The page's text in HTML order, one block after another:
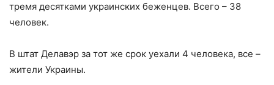
тремя десятками украинских беженцев. Всего – 38
человек.
В штат Делавэр за тот же срок уехали 4 человека, все –
жители Украины.